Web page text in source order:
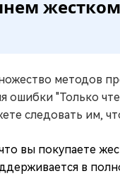
методов
ошибки "Только
следовать им,
вы покупаете
в